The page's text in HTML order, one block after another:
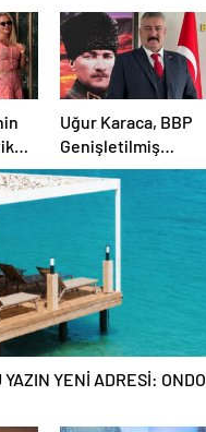
Uğur Karaca, BBP
Genişletilmiş
Başkanlık
Divanı’nda görev
YAZIN YENİ ADRESİ: ONDO